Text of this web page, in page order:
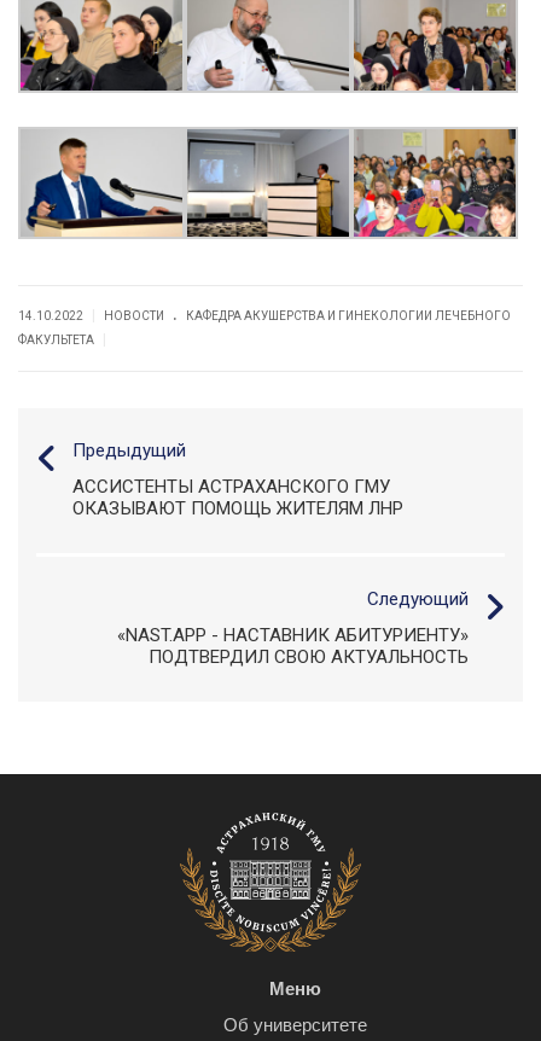
14.10.2022 НОВОСТИ .
КАФЕДРА АКУШЕРСТВА И ГИНЕКОЛОГИИ ЛЕЧЕБНОГО
ФАКУЛЬТЕТА
Предыдущий
АССИСТЕНТЫ АСТРАХАНСКОГО ГМУ
ОКАЗЫВАЮТ ПОМОЩЬ ЖИТЕЛЯМ ЛНР
Следующий
«NAST.APP - НАСТАВНИК АБИТУРИЕНТУ»
ПОДТВЕРДИЛ СВОЮ АКТУАЛЬНОСТЬ
Меню
Об университете